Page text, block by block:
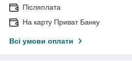
Післяплата
На карту Приват Банку
Всі умови оплати